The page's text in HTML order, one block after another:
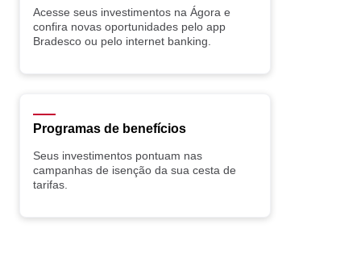
Acesse seus investimentos na Ágora e
confira novas oportunidades pelo app
Bradesco ou pelo internet banking.
Programas de benefícios
Seus investimentos pontuam nas
campanhas de isenção da sua cesta de
tarifas.